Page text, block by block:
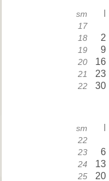
sm
17
18 2
19 9
20 16
21 23
22 30
sm
22
23 6
24 13
25 20